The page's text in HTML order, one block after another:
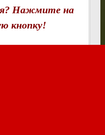
Нажмите на
кнопку!